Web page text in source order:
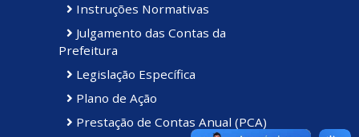
Instruções Normativas
Julgamento das Contas da
Prefeitura
Legislação Específica
Plano de Ação
Prestação de Contas Anual (PCA)